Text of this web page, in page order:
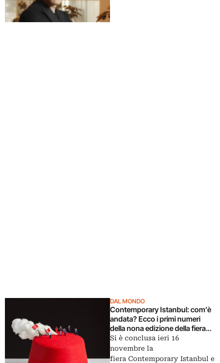
DAL MONDO
Contemporary Istanbul: com’è
andata? Ecco i primi numeri
della nona edizione della fiera
turca dedicata al
contemporaneo: i visitatori
sono stati 77mila
Si è conclusa ieri 16
novembre la
fiera Contemporary Istanbul e